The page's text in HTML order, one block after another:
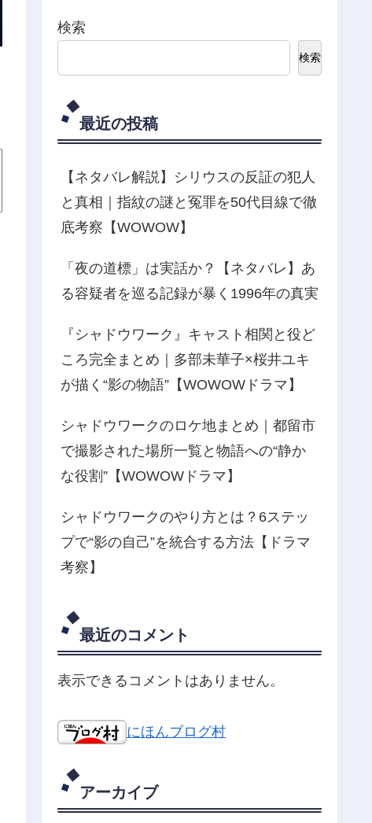
検索
検索
最近の投稿
【ネタバレ解説】シリウスの反証の犯人
と真相｜指紋の謎と冤罪を50代目線で徹
底考察【WOWOW】
「夜の道標」は実話か？【ネタバレ】あ
る容疑者を巡る記録が暴く1996年の真実
『シャドウワーク』キャスト相関と役ど
ころ完全まとめ｜多部未華子×桜井ユキ
が描く“影の物語”【WOWOWドラマ】
シャドウワークのロケ地まとめ｜都留市
で撮影された場所一覧と物語への“静か
な役割”【WOWOWドラマ】
シャドウワークのやり方とは？6ステッ
プで“影の自己”を統合する方法【ドラマ
考察】
最近のコメント
表示できるコメントはありません。
にほんブログ村
アーカイブ